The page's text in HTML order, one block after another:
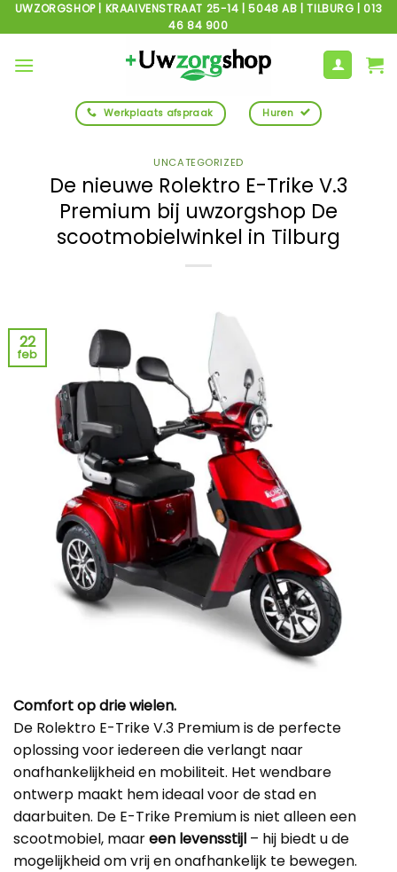
Ga
naar
inhoud
UWZORGSHOP | KRAAIVENSTRAAT 25-14 | 5048 AB | TILBURG | 013
46 84 900
Werkplaats afspraak Huren
UNCATEGORIZED
De nieuwe Rolektro E-Trike V.3
Premium bij uwzorgshop De
scootmobielwinkel in Tilburg
22
feb
Comfort op drie wielen.
De Rolektro E-Trike V.3 Premium is de perfecte
oplossing voor iedereen die verlangt naar
onafhankelijkheid en mobiliteit. Het wendbare
ontwerp maakt hem ideaal voor de stad en
daarbuiten. De E-Trike Premium is niet alleen een
scootmobiel, maareen levensstijl – hij biedt u de
mogelijkheid om vrij en onafhankelijk te bewegen.